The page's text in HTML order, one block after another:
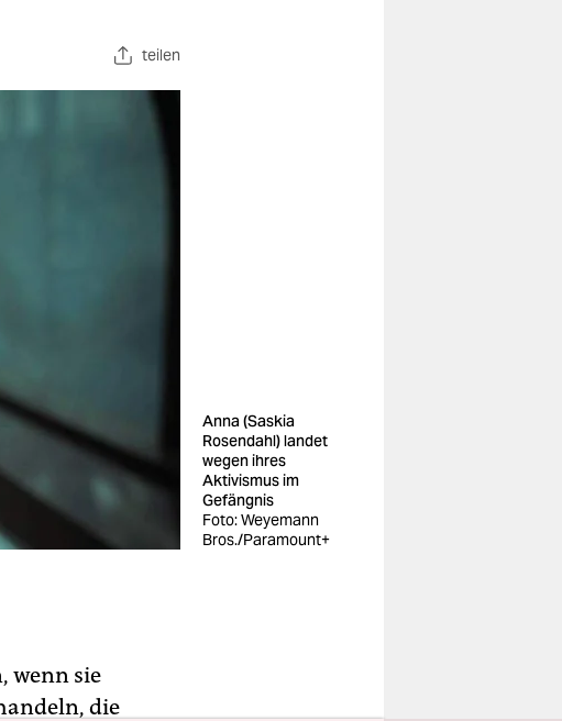
teilen
Anna (Saskia
Rosendahl) landet
wegen ihres
Aktivismus im
Gefängnis
Foto: Weyemann
Bros./Paramount+
wenn sie
die